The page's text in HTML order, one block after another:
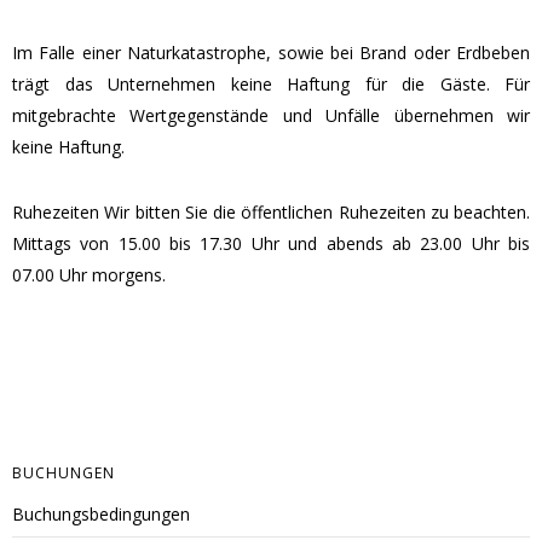
Im Falle einer Naturkatastrophe, sowie bei Brand oder Erdbeben
trägt das Unternehmen keine Haftung für die Gäste. Für
mitgebrachte Wertgegenstände und Unfälle übernehmen wir
keine Haftung.
Ruhezeiten Wir bitten Sie die öffentlichen Ruhezeiten zu beachten.
Mittags von 15.00 bis 17.30 Uhr und abends ab 23.00 Uhr bis
07.00 Uhr morgens.
BUCHUNGEN
Buchungsbedingungen